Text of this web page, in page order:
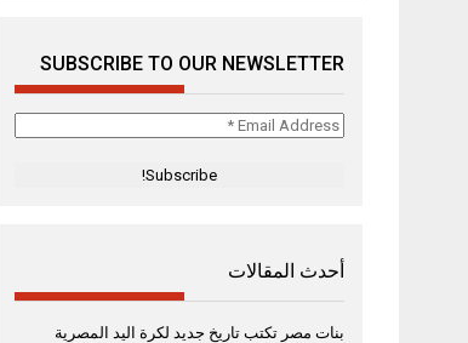
SUBSCRIBE TO OUR NEWSLETTER
Email
أحدث المقالات
بنات مصر تكتب تاريخ جديد لكرة اليد المصرية